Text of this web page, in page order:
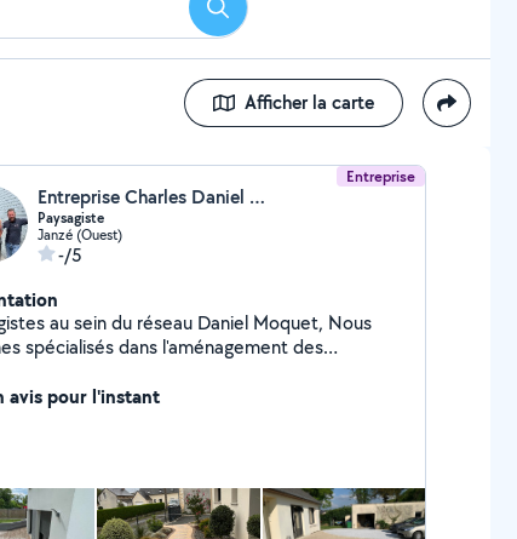
Rechercher
Afficher la carte
Entreprise
Entreprise Charles Daniel Moquet
Paysagiste
Janzé (Ouest)
-/5
au sein du réseau Daniel Moquet, Nous
spécialisés dans l'aménagement des
par les maçonneries paysagères,aux diverses
avis pour l'instant